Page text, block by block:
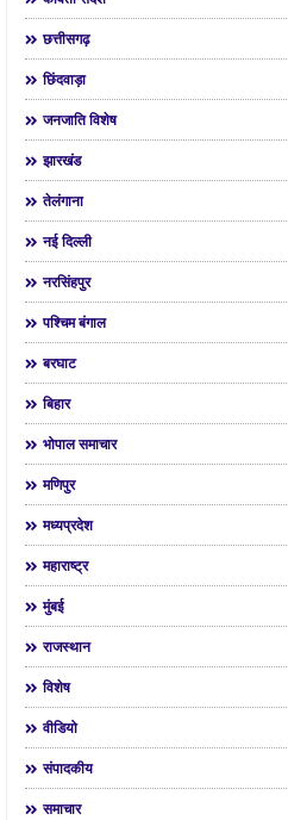
छत्तीसगढ़
छिंदवाड़ा
जनजाति विशेष
झारखंड
तेलंगाना
नई दिल्ली
नरसिंहपुर
पश्चिम बंगाल
बरघाट
बिहार
भोपाल समाचार
मणिपुर
मध्यप्रदेश
महाराष्ट्र
मुंबई
राजस्थान
विशेष
वीडियो
संपादकीय
समाचार